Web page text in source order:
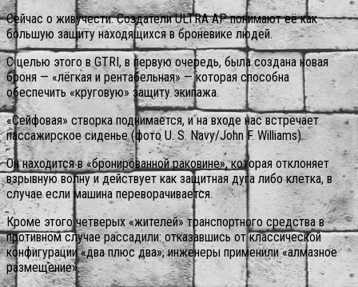
Сейчас о живучести. Создатели ULTRA AP понимают её как
большую защиту находящихся в броневике людей.
С целью этого в GTRI, в первую очередь, была создана новая
броня — «лёгкая и рентабельная» — которая способна
обеспечить «круговую» защиту экипажа.
«Сейфовая» створка поднимается, и на входе нас встречает
пассажирское сиденье (фото U. S. Navy/John F. Williams).
Он находится в «бронированной раковине», которая отклоняет
взрывную волну и действует как защитная дуга либо клетка, в
случае если машина переворачивается.
Кроме этого четверых «жителей» транспортного средства в
противном случае рассадили: отказавшись от классической
конфигурации «два плюс два», инженеры применили «алмазное
размещение».